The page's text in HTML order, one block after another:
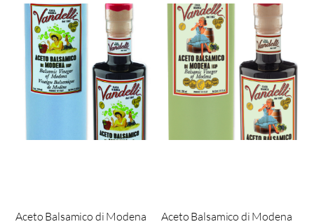
Aceto Balsamico di Modena
Aceto Balsamico di Modena